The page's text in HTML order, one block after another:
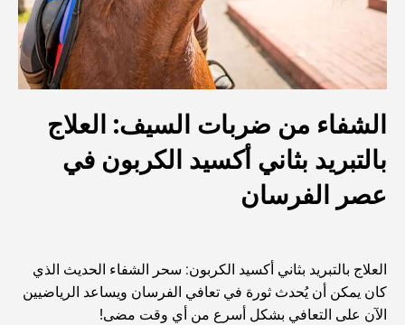
الشفاء من ضربات السيف: العلاج
بالتبريد بثاني أكسيد الكربون في
عصر الفرسان
العلاج بالتبريد بثاني أكسيد الكربون: سحر الشفاء الحديث الذي
كان يمكن أن يُحدث ثورة في تعافي الفرسان ويساعد الرياضيين
الآن على التعافي بشكل أسرع من أي وقت مضى!